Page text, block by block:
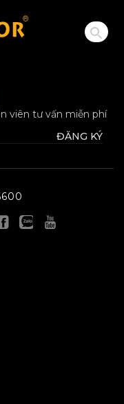
viên tư vấn miễn phí
ĐĂNG KÝ